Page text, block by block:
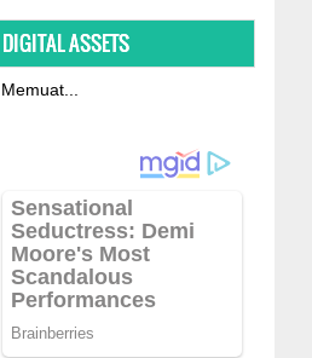
DIGITAL ASSETS
Memuat...